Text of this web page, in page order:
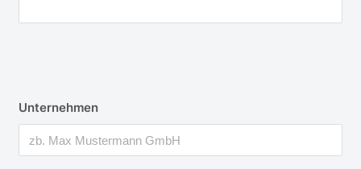
Unternehmen